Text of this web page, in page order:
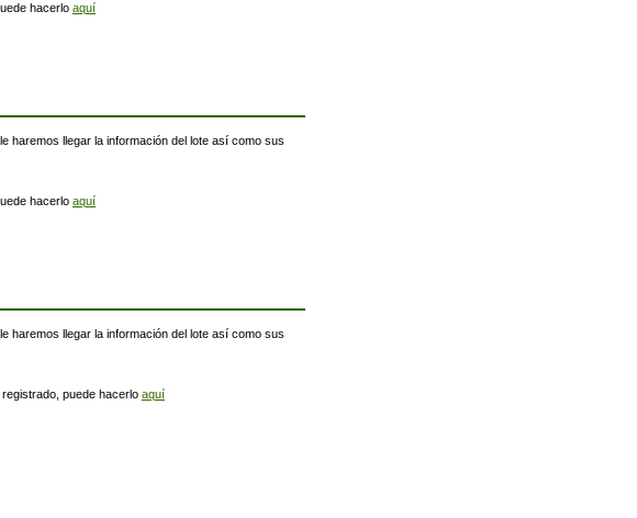
hacerlo aquí
haremos llegar la información del lote así como sus
hacerlo aquí
haremos llegar la información del lote así como sus
puede hacerlo aquí